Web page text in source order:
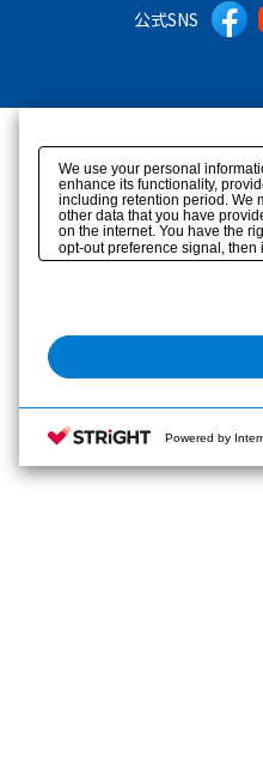
公式SNS
We use your personal
enhance its functionality,
including retention period. We
other data that you have
on the internet. You have the
opt-out preference signal, then
Powered by